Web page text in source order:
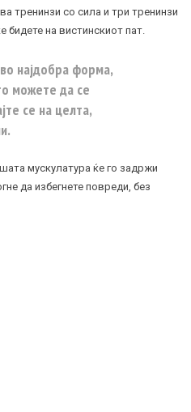
тренинзи со сила и три тренинзи
на вистинскиот пат.
најдобра форма,
можете да се
се на целта,
мускулатура ќе го задржи
да избегнете повреди, без